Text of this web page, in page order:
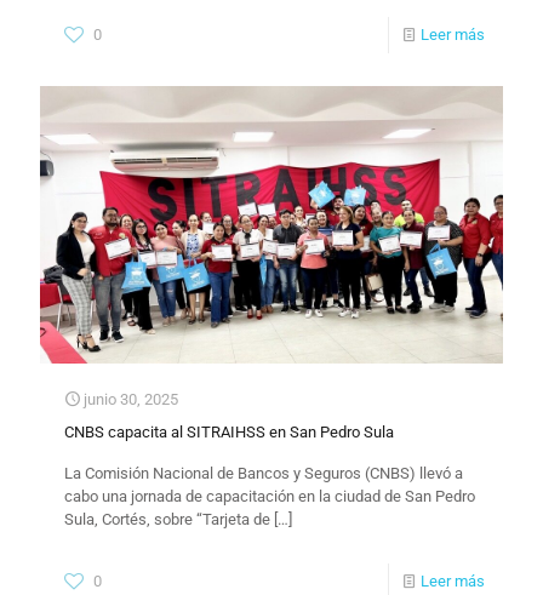
0 Leer más
junio 30, 2025
CNBS capacita al SITRAIHSS en San Pedro Sula
La Comisión Nacional de Bancos y Seguros (CNBS) llevó a
cabo una jornada de capacitación en la ciudad de San Pedro
Sula, Cortés, sobre “Tarjeta de […]
0 Leer más